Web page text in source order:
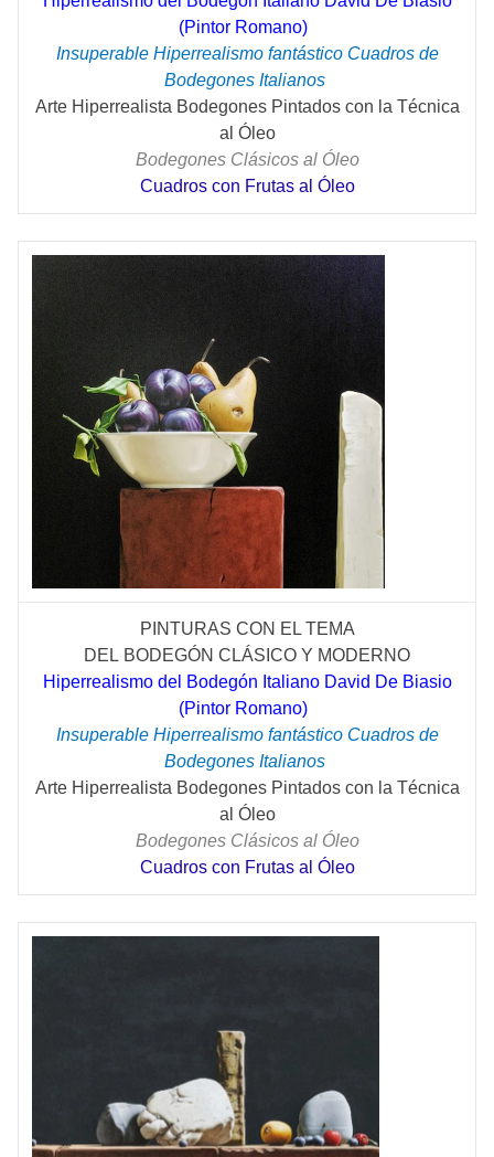
(Pintor Romano)
Insuperable Hiperrealismo fantástico Cuadros de
Bodegones Italianos
Arte Hiperrealista Bodegones Pintados con la Técnica
al Óleo
Bodegones Clásicos al Óleo
Cuadros con Frutas al Óleo
PINTURAS CON EL TEMA
DEL BODEGÓN CLÁSICO Y MODERNO
Hiperrealismo del Bodegón Italiano David De Biasio
(Pintor Romano)
Insuperable Hiperrealismo fantástico Cuadros de
Bodegones Italianos
Arte Hiperrealista Bodegones Pintados con la Técnica
al Óleo
Bodegones Clásicos al Óleo
Cuadros con Frutas al Óleo